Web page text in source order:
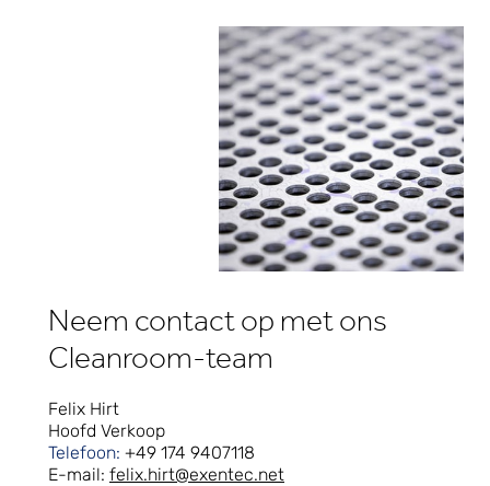
Neem contact op met ons
Cleanroom-team
Felix Hirt
Hoofd Verkoop
Telefoon: +49 174 9407118
E-mail: felix.hirt@exentec.net